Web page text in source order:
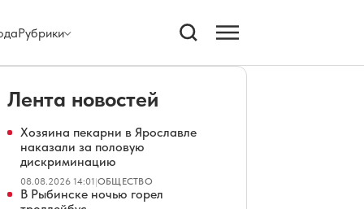
Рубрики
Лента новостей
Хозяина пекарни в Ярославле
наказали за половую
дискриминацию
08.08.2026 14:01|ОБЩЕСТВО
В Рыбинске ночью горел